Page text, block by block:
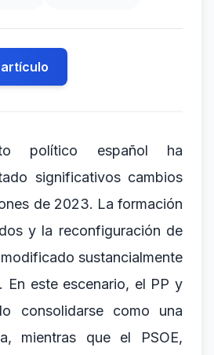
político español ha
significativos cambios
de 2023. La formación
y la reconfiguración de
sustancialmente
En este escenario, el PP y
consolidarse como una
mientras que el PSOE,